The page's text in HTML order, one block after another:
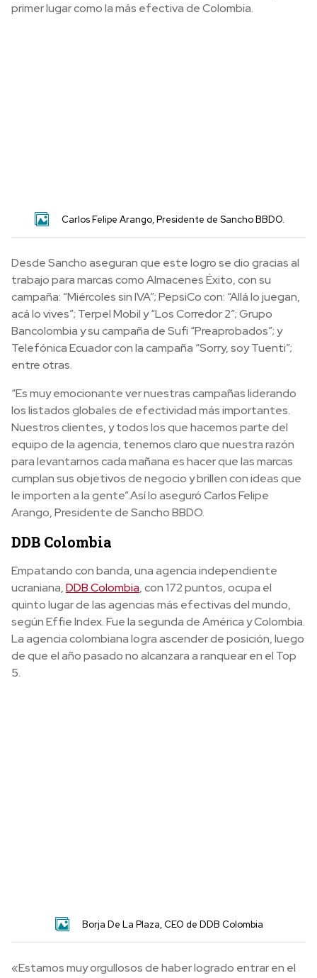
primer lugar como la más efectiva de Colombia.
Carlos Felipe Arango, Presidente de Sancho BBDO.
Desde Sancho aseguran que este logro se dio gracias al
trabajo para marcas como Almacenes Éxito, con su
campaña: “Miércoles sin IVA”; PepsiCo con: “Allá lo juegan,
acá lo vives”; Terpel Mobil y “Los Corredor 2”; Grupo
Bancolombia y su campaña de Sufi “Preaprobados”; y
Telefónica Ecuador con la campaña “Sorry, soy Tuenti”;
entre otras.
“Es muy emocionante ver nuestras campañas liderando
los listados globales de efectividad más importantes.
Nuestros clientes, y todos los que hacemos parte del
equipo de la agencia, tenemos claro que nuestra razón
para levantarnos cada mañana es hacer que las marcas
cumplan sus objetivos de negocio y brillen con ideas que
le importen a la gente”.Así lo aseguró Carlos Felipe
Arango, Presidente de Sancho BBDO.
DDB Colombia
Empatando con banda, una agencia independiente
ucraniana,DDB Colombia, con 172 puntos, ocupa el
quinto lugar de las agencias más efectivas del mundo,
según Effie Index. Fue la segunda de América y Colombia.
La agencia colombiana logra ascender de posición, luego
de que el año pasado no alcanzara a ranquear en el Top
5.
Borja De La Plaza, CEO de DDB Colombia
«Estamos muy orgullosos de haber logrado entrar en el